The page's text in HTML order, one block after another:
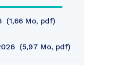
1,66 Mo, pdf
5,97 Mo, pdf